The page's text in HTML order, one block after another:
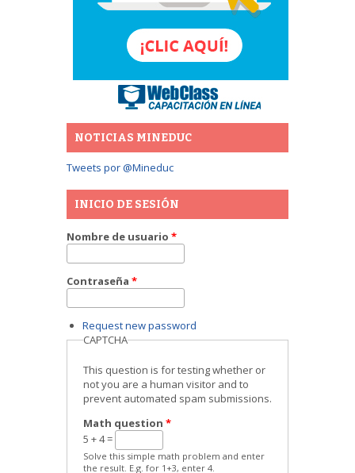
NOTICIAS MINEDUC
Tweets por @Mineduc
INICIO DE SESIÓN
Nombre de usuario *
Contraseña *
Request new password
CAPTCHA
This question is for testing whether or
not you are a human visitor and to
prevent automated spam submissions.
Math question *
5 + 4 =
Solve this simple math problem and enter
the result. E.g. for 1+3, enter 4.